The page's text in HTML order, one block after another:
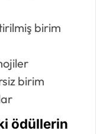
birim
birim
ödüllerin